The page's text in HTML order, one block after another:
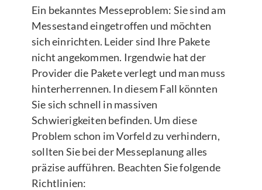
Ein bekanntes Messeproblem: Sie sind am
Messestand eingetroffen und möchten
sich einrichten. Leider sind Ihre Pakete
nicht angekommen. Irgendwie hat der
Provider die Pakete verlegt und man muss
hinterherrennen. In diesem Fall könnten
Sie sich schnell in massiven
Schwierigkeiten befinden. Um diese
Problem schon im Vorfeld zu verhindern,
sollten Sie bei der Messeplanung alles
präzise aufführen. Beachten Sie folgende
Richtlinien: